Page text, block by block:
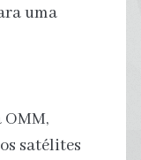
uma
satélites